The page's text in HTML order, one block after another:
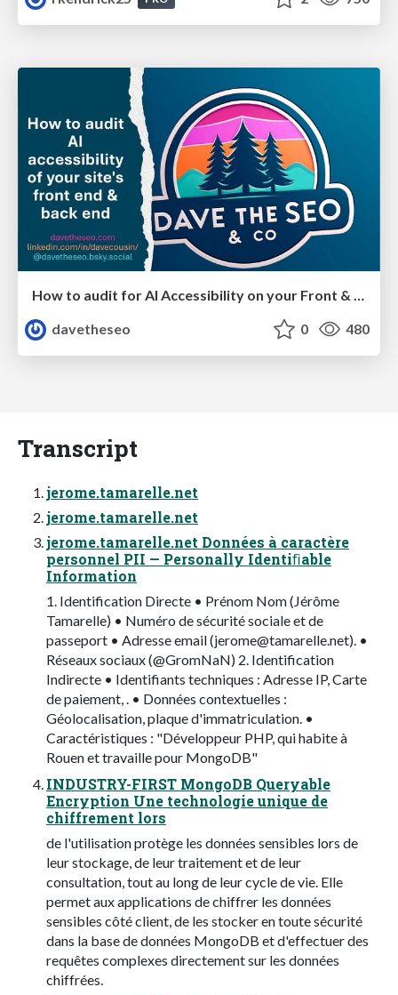
How to audit for AI Accessibility on your Front & Back End
davetheseo
0 480
Transcript
jerome.tamarelle.net
jerome.tamarelle.net
jerome.tamarelle.net Données à caractère
personnel PII — Personally Identiﬁable
Information
1. Identification Directe • Prénom Nom (Jérôme
Tamarelle) • Numéro de sécurité sociale et de
passeport • Adresse email (jerome@tamarelle.net). •
Réseaux sociaux (@GromNaN) 2. Identification
Indirecte • Identifiants techniques : Adresse IP, Carte
de paiement, . • Données contextuelles :
Géolocalisation, plaque d'immatriculation. •
Caractéristiques : "Développeur PHP, qui habite à
Rouen et travaille pour MongoDB"
INDUSTRY-FIRST MongoDB Queryable
Encryption Une technologie unique de
chiffrement lors
de l'utilisation protège les données sensibles lors de
leur stockage, de leur traitement et de leur
consultation, tout au long de leur cycle de vie. Elle
permet aux applications de chiffrer les données
sensibles côté client, de les stocker en toute sécurité
dans la base de données MongoDB et d'effectuer des
requêtes complexes directement sur les données
chiffrées.